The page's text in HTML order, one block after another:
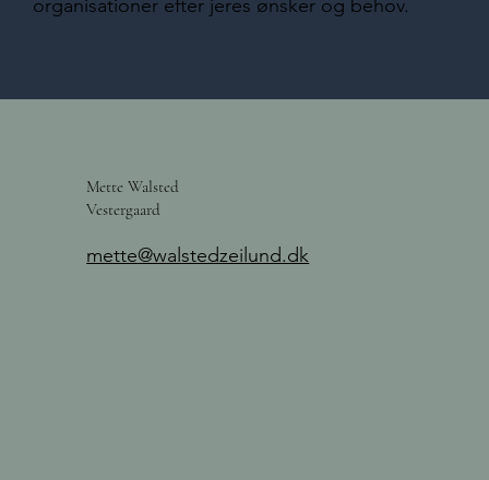
organisationer efter jeres ønsker og behov.
Mette Walsted
Vestergaard
mette@walstedzeilund.dk